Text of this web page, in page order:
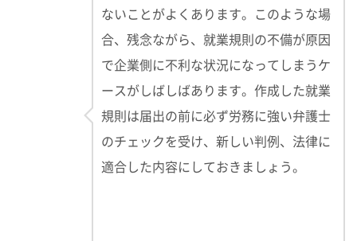
ないことがよくあります。このような場
合、残念ながら、就業規則の不備が原因
で企業側に不利な状況になってしまうケ
ースがしばしばあります。作成した就業
規則は届出の前に必ず労務に強い弁護士
のチェックを受け、新しい判例、法律に
適合した内容にしておきましょう。